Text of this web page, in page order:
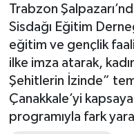
Trabzon
Sisdağı Eğitim
eğitim ve gençlik
ilke imza atarak,
Şehitlerin İzinde”
Çanakkale’yi
programıyla fark
Son Dakika
Haber Arşivi